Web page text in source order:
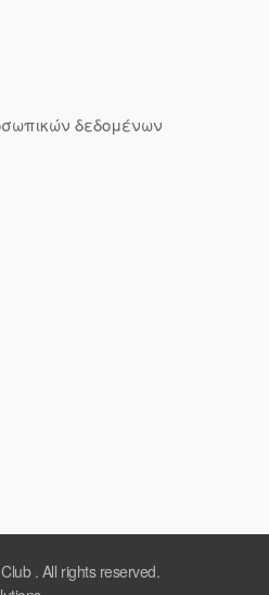
δεδομένων
. All rights reserved.